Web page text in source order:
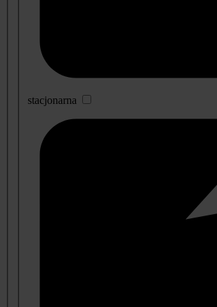
stacjonarna